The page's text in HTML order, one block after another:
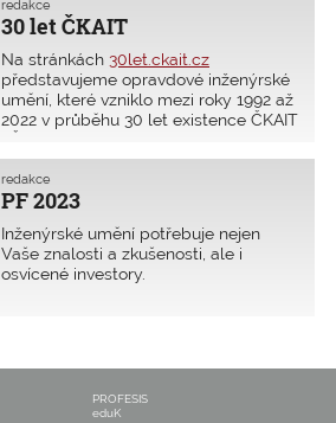
dalších staveb.
30 let ČKAIT
redakce
Na stránkách 30let.ckait.cz
představujeme opravdové inženýrské
umění, které vzniklo mezi roky 1992 až
2022 v průběhu 30 let existence ČKAIT
rozhovory s 30 mimořádnými
osobnostmi stavebními inženýry.
Seznamte se s 30 jedinečnými
inspirující.
PF 2023
redakce
Inženýrské umění potřebuje nejen
Vaše znalosti a zkušenosti, ale i
osvícené investory.
PROFESIS
eduK